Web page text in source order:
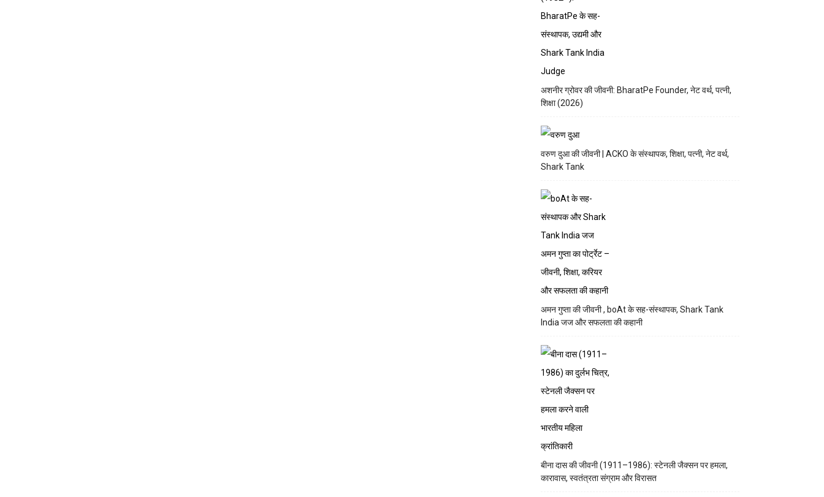
अशनीर ग्रोवर की जीवनी: BharatPe Founder, नेट वर्थ, पत्नी,
शिक्षा (2026)
वरुण दुआ की जीवनी | ACKO के संस्थापक, शिक्षा, पत्नी, नेट वर्थ,
Shark Tank
अमन गुप्ता की जीवनी , boAt के सह-संस्थापक, Shark Tank
India जज और सफलता की कहानी
बीना दास की जीवनी (1911–1986): स्टेनली जैक्सन पर हमला,
कारावास, स्वतंत्रता संग्राम और विरासत